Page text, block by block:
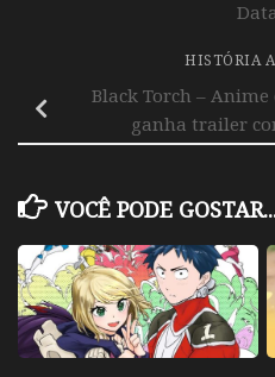
Data
HISTÓRIA
Black Torch –
ganha trailer
VOCÊ PODE